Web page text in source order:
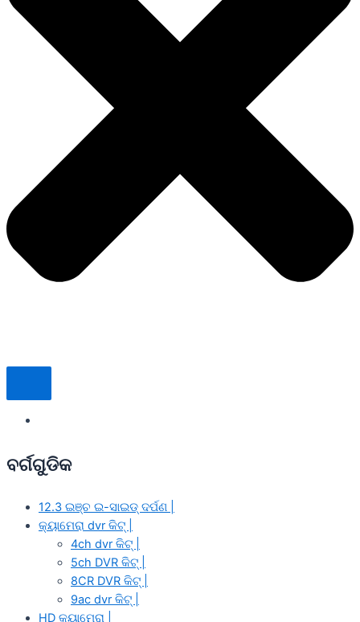
ବର୍ଗଗୁଡିକ
12.3 ଇଞ୍ଚ ଇ-ସାଇଡ୍ ଦର୍ପଣ |
କ୍ୟାମେରା dvr କିଟ୍ |
4ch dvr କିଟ୍ |
5ch DVR କିଟ୍ |
8CR DVR କିଟ୍ |
9ac dvr କିଟ୍ |
HD କ୍ୟାମେରା |